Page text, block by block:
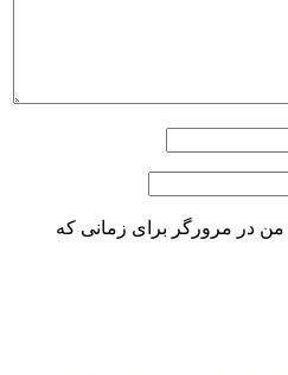
من در مرورگر برای زمانی که